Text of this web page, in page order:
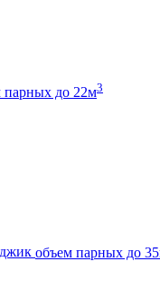
парных до 22м3
объем парных до